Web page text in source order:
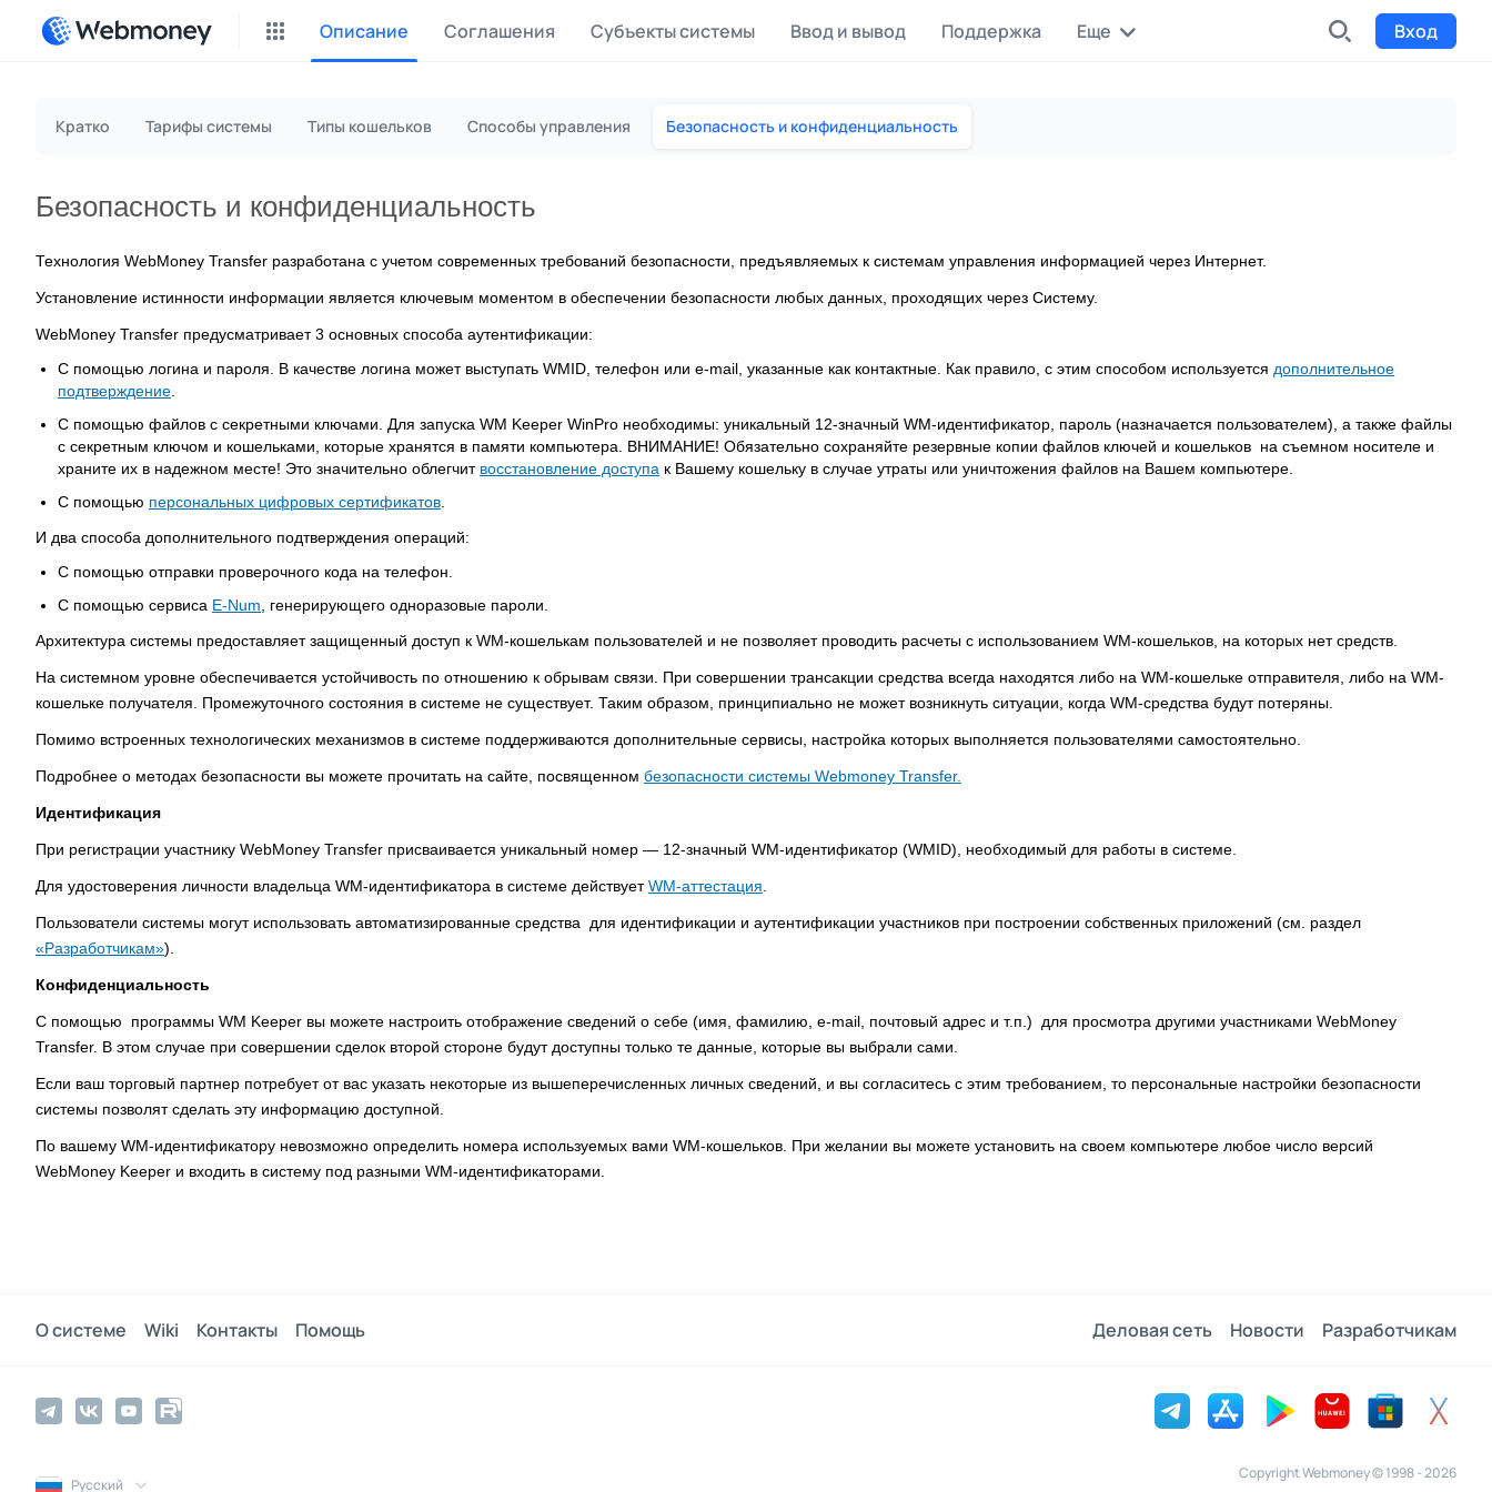
Описание Соглашения Субъекты системы Ввод и вывод Поддержка Еще Вход
Заработок на P2P обмене Инструмент для добычи Monero
Оплата за действие
Донаты Коллективные покупки Билеты на мероприятия
InstaDo.com
Фриланс-биржа
Кратко Тарифы системы Типы кошельков Способы управления Безопасность и конфиденциальность
Безопасность и конфиденциальность
Технология WebMoney Transfer разработана c учетом современных требований безопасности, предъявляемых к системам управления информацией через Интернет.
Установление истинности информации является ключевым моментом в обеспечении безопасности любых данных, проходящих через Систему.
WebMoney Transfer предусматривает 3 основных способа аутентификации:
С помощью логина и пароля. В качестве логина может выступать WMID, телефон или e-mail, указанные как контактные. Как правило, с этим способом используется дополнительное
подтверждение.
С помощью файлов с секретными ключами. Для запуска WM Keeper WinPro необходимы: уникальный 12-значный WM-идентификатор, пароль (назначается пользователем), а также файлы
с секретным ключом и кошельками, которые хранятся в памяти компьютера. ВНИМАНИЕ! Обязательно сохраняйте резервные копии файлов ключей и кошельков на съемном носителе и
храните их в надежном месте! Это значительно облегчит восстановление доступа к Вашему кошельку в случае утраты или уничтожения файлов на Вашем компьютере.
С помощью персональных цифровых сертификатов.
И два способа дополнительного подтверждения операций:
C помощью отправки проверочного кода на телефон.
C помощью сервиса E-Num, генерирующего одноразовые пароли.
Архитектура системы предоставляет защищенный доступ к WM-кошелькам пользователей и не позволяет проводить расчеты с использованием WM-кошельков, на которых нет средств.
На системном уровне обеспечивается устойчивость по отношению к обрывам связи. При совершении трансакции средства всегда находятся либо на WM-кошельке отправителя, либо на WM-
кошельке получателя. Промежуточного состояния в системе не существует. Таким образом, принципиально не может возникнуть ситуации, когда WM-средства будут потеряны.
Помимо встроенных технологических механизмов в системе поддерживаются дополнительные сервисы, настройка которых выполняется пользователями самостоятельно.
Подробнее о методах безопасности вы можете прочитать на сайте, посвященном безопасности системы Webmoney Transfer.
Идентификация
При регистрации участнику WebMoney Transfer присваивается уникальный номер — 12-значный WM-идентификатор (WMID), необходимый для работы в системе.
Для удостоверения личности владельца WM-идентификатора в системе действует WM-аттестация.
Пользователи системы могут использовать автоматизированные средства для идентификации и аутентификации участников при построении собственных приложений (см. раздел
«Разработчикам»).
Конфиденциальность
С помощью программы WM Keeper вы можете настроить отображение сведений о себе (имя, фамилию, e-mail, почтовый адрес и т.п.) для просмотра другими участниками WebMoney
Transfer. В этом случае при совершении сделок второй стороне будут доступны только те данные, которые вы выбрали сами.
Если ваш торговый партнер потребует от вас указать некоторые из вышеперечисленных личных сведений, и вы согласитесь с этим требованием, то персональные настройки безопасности
системы позволят сделать эту информацию доступной.
По вашему WM-идентификатору невозможно определить номера используемых вами WM-кошельков. При желании вы можете установить на своем компьютере любое число версий
WebMoney Keeper и входить в систему под разными WM-идентификаторами.
О системе Wiki Контакты Помощь Деловая сеть Новости Разработчикам
Русский
Copyright Webmoney © 1998 - 2026